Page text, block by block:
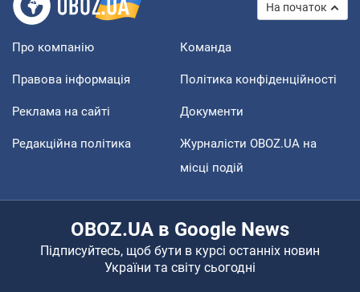
На початок
Про компанію Команда
Правова інформація Політика конфіденційності
Реклама на сайті Документи
Редакційна політика
Журналісти OBOZ.UA на
місці подій
OBOZ.UA в Google News
Підписуйтесь, щоб бути в курсі останніх новин
України та світу сьогодні